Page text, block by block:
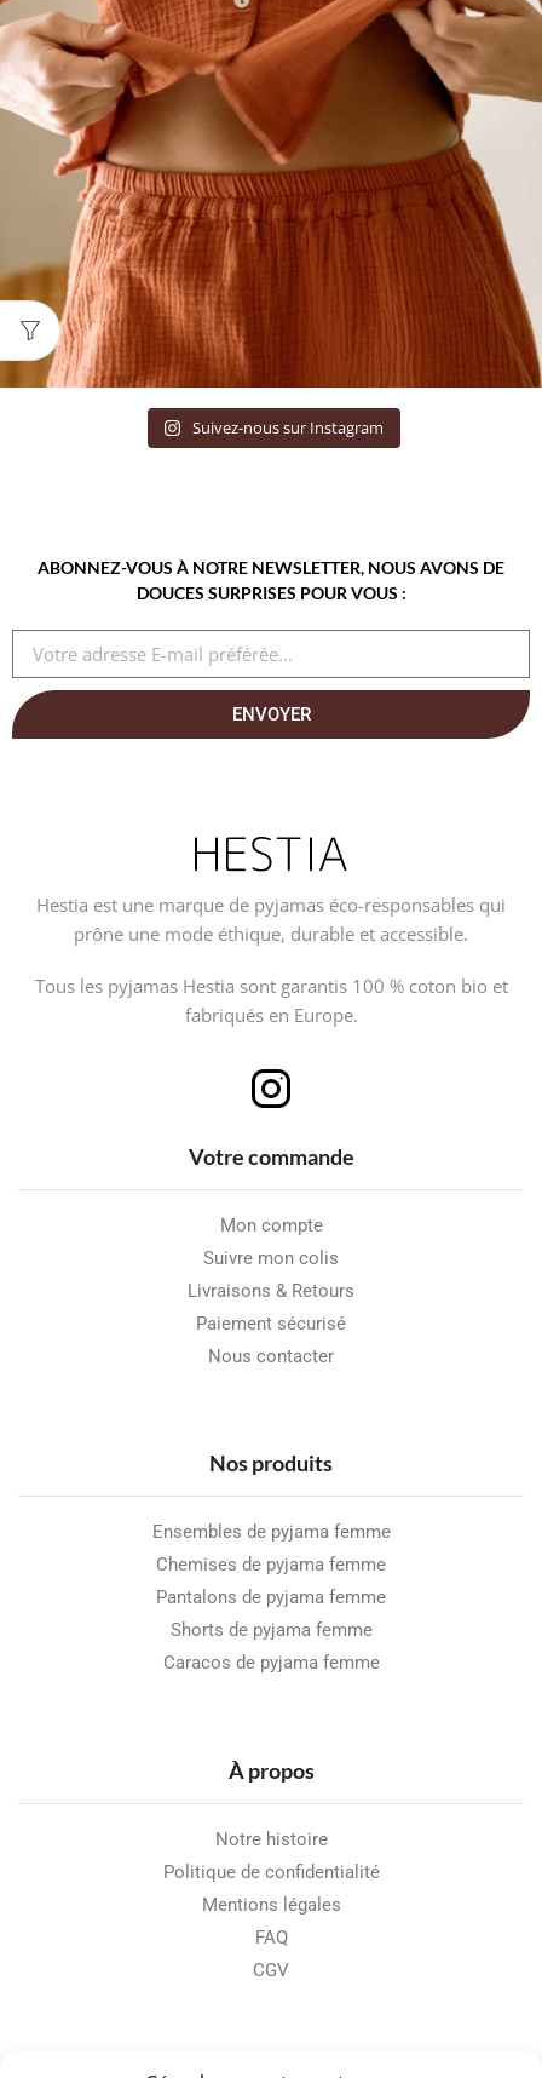
Suivez-nous sur Instagram
ABONNEZ-VOUS À NOTRE NEWSLETTER, NOUS AVONS DE
DOUCES SURPRISES POUR VOUS :
ENVOYER
Hestia est une marque de pyjamas éco-responsables qui
prône une mode éthique, durable et accessible.
Tous les pyjamas Hestia sont garantis 100 % coton bio et
fabriqués en Europe.
Votre commande
Mon compte
Suivre mon colis
Livraisons & Retours
Paiement sécurisé
Nous contacter
Nos produits
Ensembles de pyjama femme
Chemises de pyjama femme
Pantalons de pyjama femme
Shorts de pyjama femme
Caracos de pyjama femme
À propos
Notre histoire
Politique de confidentialité
Mentions légales
FAQ
CGV